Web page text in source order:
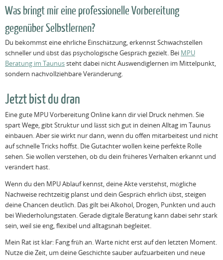
Was bringt mir eine professionelle Vorbereitung
gegenüber Selbstlernen?
Du bekommst eine ehrliche Einschätzung, erkennst Schwachstellen
schneller und übst das psychologische Gespräch gezielt. Bei MPU
Beratung im Taunussteht dabei nicht Auswendiglernen im Mittelpunkt,
sondern nachvollziehbare Veränderung.
Jetzt bist du dran
Eine gute MPU Vorbereitung Online kann dir viel Druck nehmen. Sie
spart Wege, gibt Struktur und lässt sich gut in deinen Alltag im Taunus
einbauen. Aber sie wirkt nur dann, wenn du offen mitarbeitest und nicht
auf schnelle Tricks hoffst. Die Gutachter wollen keine perfekte Rolle
sehen. Sie wollen verstehen, ob du dein früheres Verhalten erkannt und
verändert hast.
Wenn du den MPU Ablauf kennst, deine Akte verstehst, mögliche
Nachweise rechtzeitig planst und dein Gespräch ehrlich übst, steigen
deine Chancen deutlich. Das gilt bei Alkohol, Drogen, Punkten und auch
bei Wiederholungstaten. Gerade digitale Beratung kann dabei sehr stark
sein, weil sie eng, flexibel und alltagsnah begleitet.
Mein Rat ist klar: Fang früh an. Warte nicht erst auf den letzten Moment.
Nutze die Zeit, um deine Geschichte sauber aufzuarbeiten und neue